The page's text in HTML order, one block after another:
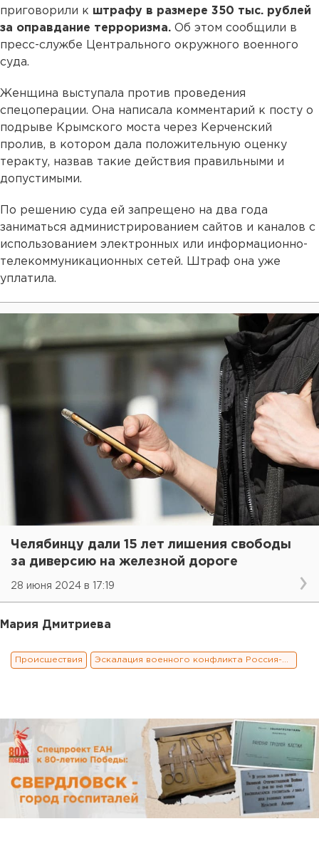
приговорили к штрафу в размере 350 тыс. рублей
за оправдание терроризма. Об этом сообщили в
пресс-службе Центрального окружного военного
суда.
Женщина выступала против проведения
спецоперации. Она написала комментарий к посту о
подрыве Крымского моста через Керченский
пролив, в котором дала положительную оценку
теракту, назвав такие действия правильными и
допустимыми.
По решению суда ей запрещено на два года
заниматься администрированием сайтов и каналов с
использованием электронных или информационно-
телекоммуникационных сетей. Штраф она уже
уплатила.
Челябинцу дали 15 лет лишения свободы
за диверсию на железной дороге
28 июня 2024 в 17:19
Мария Дмитриева
Происшествия Эскалация военного конфликта Россия-Украина